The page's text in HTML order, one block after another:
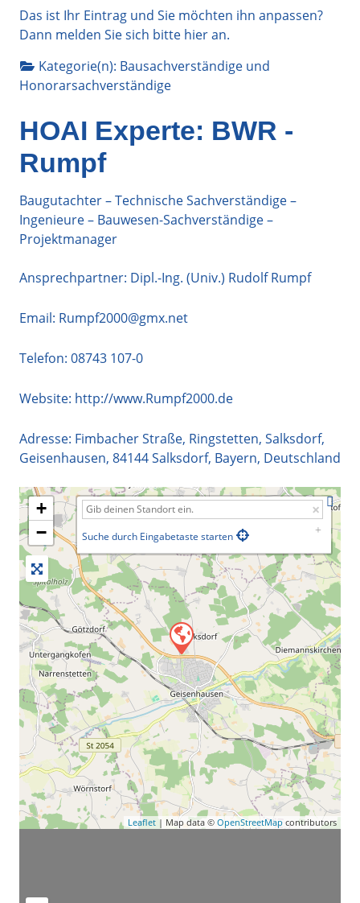
Das ist Ihr Eintrag und Sie möchten ihn anpassen?
Dann melden Sie sich bitte hieran.
Kategorie(n): Bausachverständige und
Honorarsachverständige
HOAI Experte: BWR -
Rumpf
Baugutachter – Technische Sachverständige –
Ingenieure – Bauwesen-Sachverständige –
Projektmanager
Ansprechpartner: Dipl.-Ing. (Univ.) Rudolf Rumpf
Email: Rumpf2000@gmx.net
Telefon: 08743 107-0
Website: http://www.Rumpf2000.de
Adresse: Fimbacher Straße, Ringstetten, Salksdorf,
Geisenhausen, 84144Salksdorf, Bayern, Deutschland
+
−
Suche durch Eingabetaste starten
Leaflet | Map data © OpenStreetMap contributors